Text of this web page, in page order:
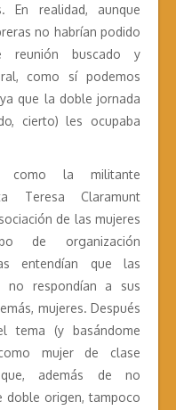
En realidad, aunque
no habrían podido
reunión buscado y
como sí podemos
que la doble jornada
cierto) les ocupaba
como la militante
Teresa Claramunt
de las mujeres
de organización
entendían que las
no respondían a sus
mujeres. Después
tema (y basándome
mujer de clase
además de no
doble origen, tampoco